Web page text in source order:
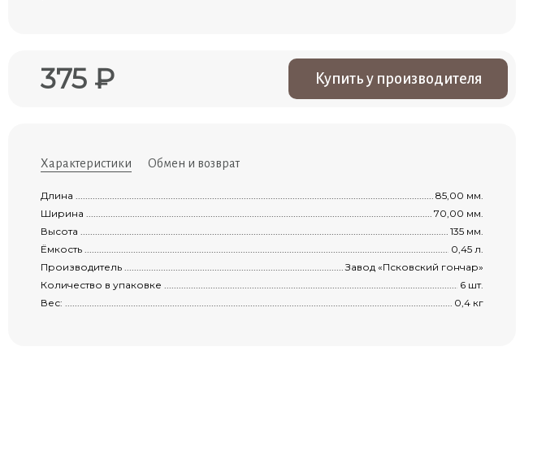
Ёмкость для
запекания с
крышкой
Миска большая
0,8л 1 сорт
375 ₽ Купить у производителя
Характеристики Обмен и возврат
Длина
85,00 мм.
Ширина
70,00 мм.
Высота
135 мм.
Ёмкость
0,45 л.
Производитель
Завод «Псковский гончар»
Количество в упаковке
6 шт.
Вес:
0,4 кг